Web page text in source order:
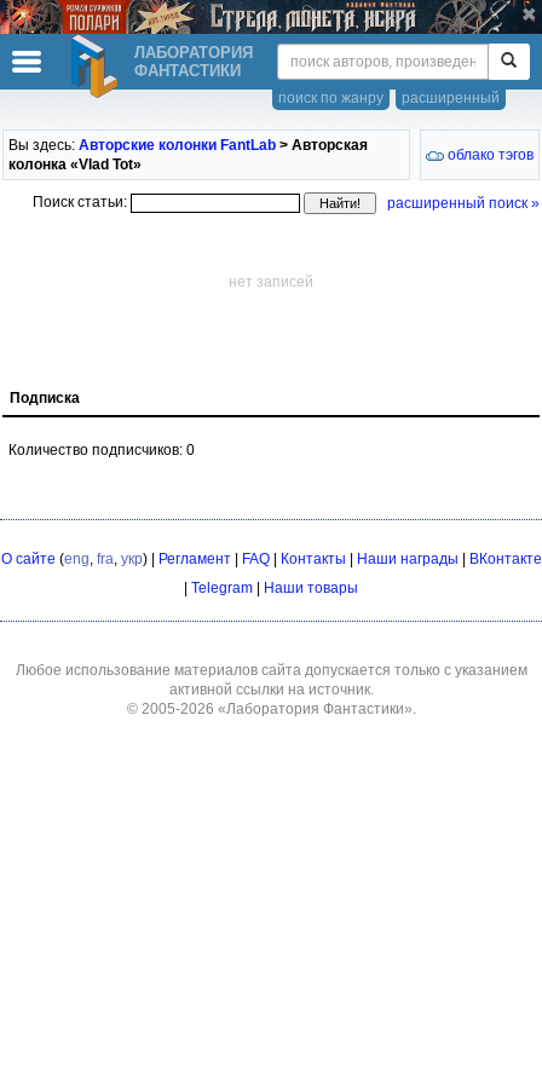
ЛАБОРАТОРИЯ
ФАНТАСТИКИ
расширенный
поиск по жанру
Вы здесь: Авторские колонки FantLab > Авторская
колонка «Vlad Tot»
облако тэгов
Поиск статьи: расширенный поиск »
нет записей
Подписка
Количество подписчиков: 0
О сайте (eng, fra, укр) | Регламент| FAQ| Контакты Наши награды
ВКонтакте
Telegram Наши товары
Любое использование материалов сайта допускается только с указанием
активной ссылки на источник.
© 2005-2026 «Лаборатория Фантастики».